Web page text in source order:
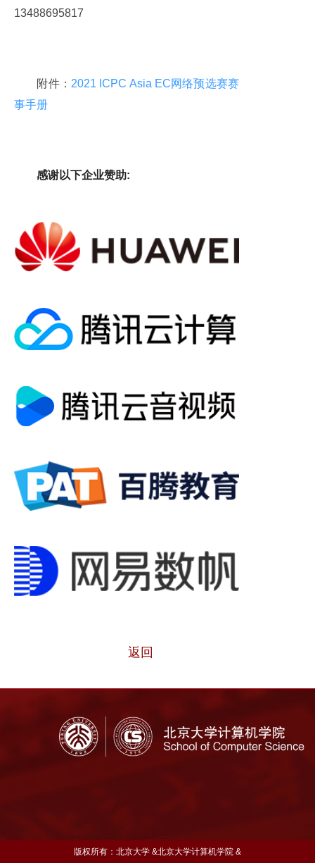
13488695817
附件： 2021 ICPC Asia EC网络预选赛赛
事手册
感谢以下企业赞助:
返回
版权所有：北京大学 &北京大学计算机学院 &